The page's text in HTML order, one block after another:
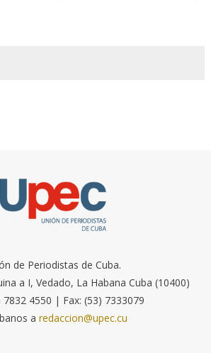
de Periodistas de Cuba.
a I, Vedado, La Habana Cuba (10400)
7832 4550 | Fax: (53) 7333079
a redaccion@upec.cu